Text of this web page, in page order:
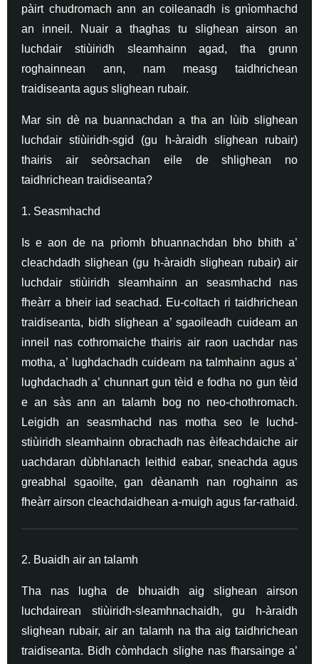
pàirt chudromach ann an coileanadh is gnìomhachd
an inneil. Nuair a thaghas tu slighean airson an
luchdair stiùiridh sleamhainn agad, tha grunn
roghainnean ann, nam measg taidhrichean
traidiseanta agus slighean rubair.
Mar sin dè na buannachdan a tha an lùib slighean
luchdair stiùiridh-sgid (gu h-àraidh slighean rubair)
thairis air seòrsachan eile de shlighean no
taidhrichean traidiseanta?
1. Seasmhachd
Is e aon de na prìomh bhuannachdan bho bhith a’
cleachdadh slighean (gu h-àraidh slighean rubair) air
luchdair stiùiridh sleamhainn an seasmhachd nas
fheàrr a bheir iad seachad. Eu-coltach ri taidhrichean
traidiseanta, bidh slighean a’ sgaoileadh cuideam an
inneil nas cothromaiche thairis air raon uachdar nas
motha, a’ lughdachadh cuideam na talmhainn agus a’
lughdachadh a’ chunnart gun tèid e fodha no gun tèid
e an sàs ann an talamh bog no neo-chothromach.
Leigidh an seasmhachd nas motha seo le luchd-
stiùiridh sleamhainn obrachadh nas èifeachdaiche air
uachdaran dùbhlanach leithid eabar, sneachda agus
greabhal sgaoilte, gan dèanamh nan roghainn as
fheàrr airson cleachdaidhean a-muigh agus far-rathaid.
2. Buaidh air an talamh
Tha nas lugha de bhuaidh aig slighean airson
luchdairean stiùiridh-sleamhnachaidh, gu h-àraidh
slighean rubair, air an talamh na tha aig taidhrichean
traidiseanta. Bidh còmhdach slighe nas fharsainge a’